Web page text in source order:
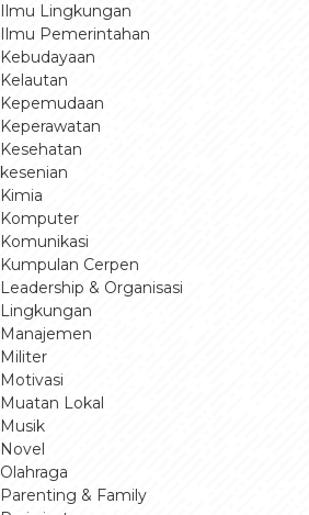
Ilmu Lingkungan
Ilmu Pemerintahan
Kebudayaan
Kelautan
Kepemudaan
Keperawatan
Kesehatan
kesenian
Kimia
Komputer
Komunikasi
Kumpulan Cerpen
Leadership & Organisasi
Lingkungan
Manajemen
Militer
Motivasi
Muatan Lokal
Musik
Novel
Olahraga
Parenting & Family